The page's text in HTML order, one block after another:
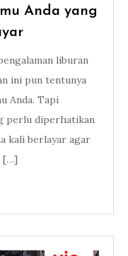
Anda yang
liburan
ini pun tentunya
Anda. Tapi
perlu diperhatikan
kali berlayar agar
[…]